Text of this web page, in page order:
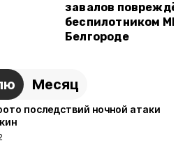
завалов
беспилотником
Белгороде
Месяц
последствий ночной атаки